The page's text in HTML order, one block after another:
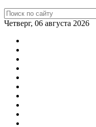
Четверг, 06 августа 2026